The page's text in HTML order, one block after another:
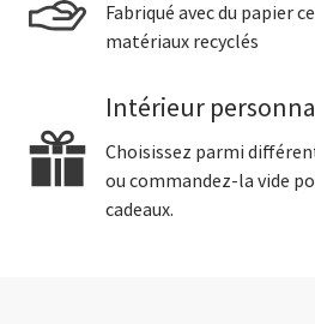
Fabriqué avec du papier
matériaux recyclés
Intérieur
Choisissez parmi
ou commandez-la vide
cadeaux.